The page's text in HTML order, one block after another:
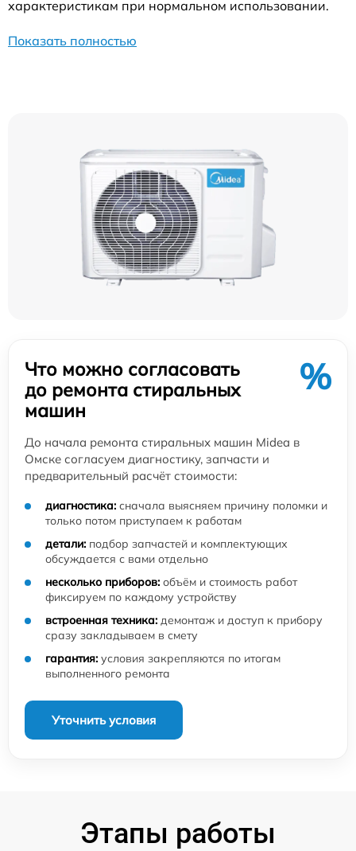
характеристикам при нормальном использовании.
Показать полностью
Что можно согласовать
до ремонта стиральных
машин
%
До начала ремонта стиральных машин Midea в
Омске согласуем диагностику, запчасти и
предварительный расчёт стоимости:
диагностика: сначала выясняем причину поломки и
только потом приступаем к работам
детали: подбор запчастей и комплектующих
обсуждается с вами отдельно
несколько приборов: объём и стоимость работ
фиксируем по каждому устройству
встроенная техника: демонтаж и доступ к прибору
сразу закладываем в смету
гарантия: условия закрепляются по итогам
выполненного ремонта
Уточнить условия
Этапы работы